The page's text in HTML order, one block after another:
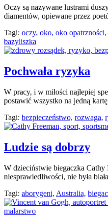
Oczy są nazywane lustrami
diamentów, opiewane przez
Tagi: oczy, oko, oko opatrzności,
bazyliszka
Pochwała ryzyka
W pracy, i w miłości najlepiej
postawić wszystko na jedną
Tagi: bezpieczeństwo, rozwaga,
Ludzie są dobrzy
W dzieciństwie biegaczka Cathy
niesprawiedliwości, nie była
Tagi: aborygeni, Australia,